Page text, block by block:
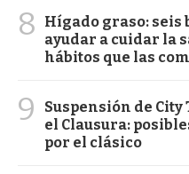
8
Hígado graso: seis
ayudar a cuidar la
hábitos que las
9
Suspensión de
el Clausura:
por el clásico